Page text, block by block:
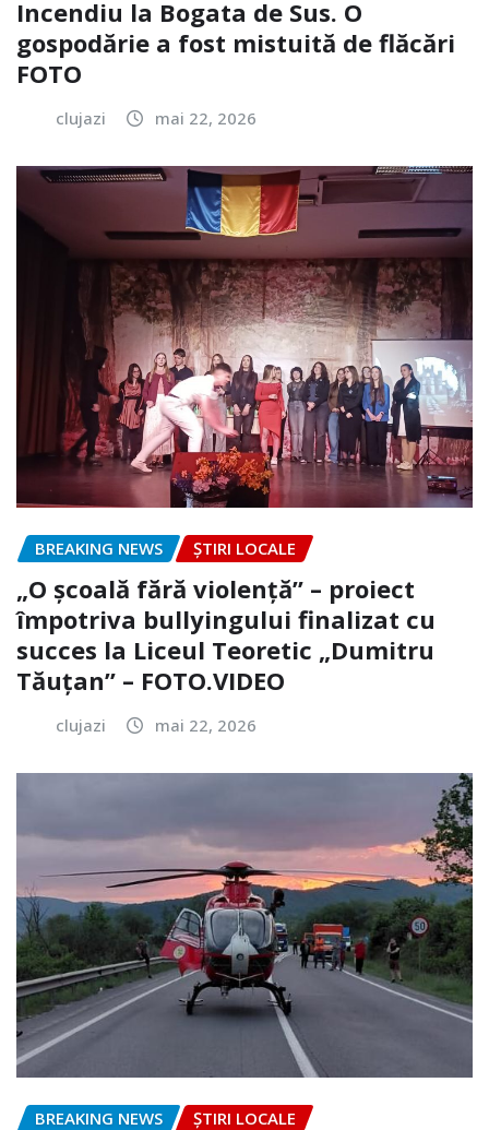
Incendiu la Bogata de Sus. O
gospodărie a fost mistuită de flăcări
FOTO
clujazi mai 22, 2026
BREAKING NEWS ȘTIRI LOCALE
„O școală fără violență” – proiect
împotriva bullyingului finalizat cu
succes la Liceul Teoretic „Dumitru
Tăuțan” – FOTO.VIDEO
clujazi mai 22, 2026
BREAKING NEWS ȘTIRI LOCALE